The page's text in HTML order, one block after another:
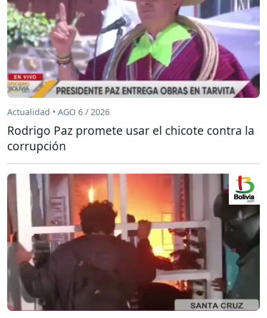
Actualidad • AGO 6 / 2026
Rodrigo Paz promete usar el chicote contra la
corrupción